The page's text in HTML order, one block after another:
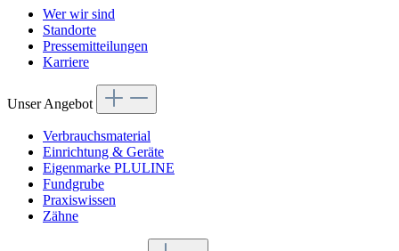
Wer wir sind
Standorte
Pressemitteilungen
Karriere
Unser Angebot
Verbrauchsmaterial
Einrichtung & Geräte
Eigenmarke PLULINE
Fundgrube
Praxiswissen
Zähne